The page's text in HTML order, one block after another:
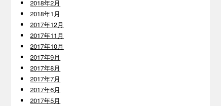
2018年2月
2018年1月
2017年12月
2017年11月
2017年10月
2017年9月
2017年8月
2017年7月
2017年6月
2017年5月